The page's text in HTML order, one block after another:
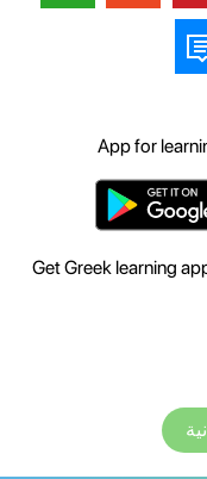
App for
Get Greek learning